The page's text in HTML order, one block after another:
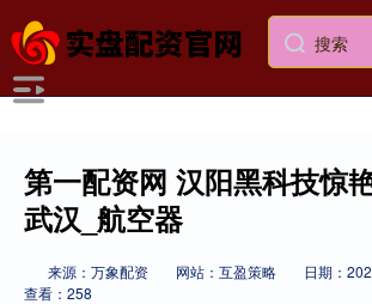
第一配资网 汉阳黑科技惊
武汉_航空器
来源：万象配资 网站：互盈策略
日期：
查看：258